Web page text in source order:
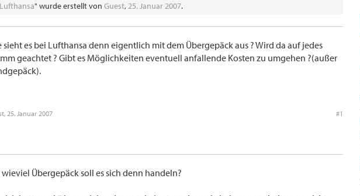
Lufthansa" wurde erstellt von Guest,25. Januar 2007.
sieht es bei Lufthansa denn eigentlich mit dem Übergepäck aus ? Wird da auf jedes
geachtet ? Gibt es Möglichkeiten eventuell anfallende Kosten zu umgehen ?(außer
, 25. Januar 2007 #1
wieviel Übergepäck soll es sich denn handeln?